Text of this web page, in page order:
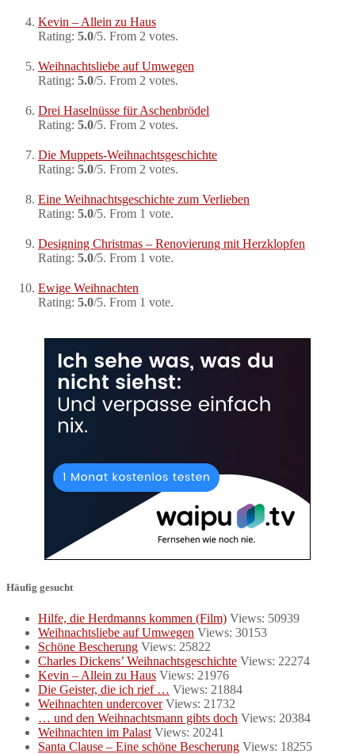
Kevin – Allein zu Haus
Rating: 5.0/5. From 2 votes.
Weihnachtsliebe auf Umwegen
Rating: 5.0/5. From 2 votes.
Drei Haselnüsse für Aschenbrödel
Rating: 5.0/5. From 2 votes.
Die Muppets-Weihnachtsgeschichte
Rating: 5.0/5. From 2 votes.
Eine Weihnachtsgeschichte zum Verlieben
Rating: 5.0/5. From 1 vote.
Designing Christmas – Renovierung mit Herzklopfen
Rating: 5.0/5. From 1 vote.
Ewige Weihnachten
Rating: 5.0/5. From 1 vote.
Häufig gesucht
Hilfe, die Herdmanns kommen (Film) Views: 50939
Weihnachtsliebe auf Umwegen Views: 30153
Schöne Bescherung Views: 25822
Charles Dickens’ Weihnachtsgeschichte Views: 22274
Kevin – Allein zu Haus Views: 21976
Die Geister, die ich rief … Views: 21884
Weihnachten undercover Views: 21732
… und den Weihnachtsmann gibts doch Views: 20384
Weihnachten im Palast Views: 20241
Santa Clause – Eine schöne Bescherung Views: 18255